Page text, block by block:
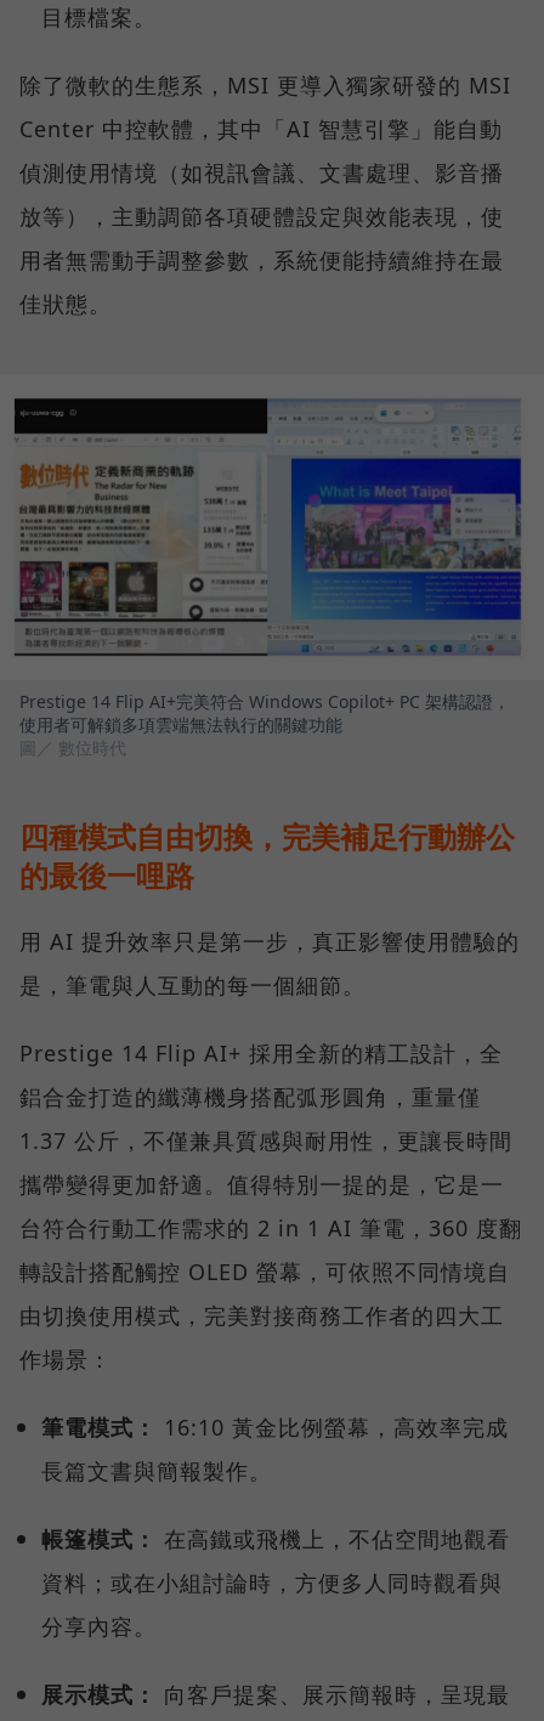
目標檔案。
除了微軟的生態系，MSI 更導入獨家研發的 MSI
Center 中控軟體，其中「AI 智慧引擎」能自動
偵測使用情境（如視訊會議、文書處理、影音播
放等），主動調節各項硬體設定與效能表現，使
用者無需動手調整參數，系統便能持續維持在最
佳狀態。
Prestige 14 Flip AI+完美符合 Windows Copilot+ PC 架構認證，
使用者可解鎖多項雲端無法執行的關鍵功能
圖／ 數位時代
四種模式自由切換，完美補足行動辦公
的最後一哩路
用 AI 提升效率只是第一步，真正影響使用體驗的
是，筆電與人互動的每一個細節。
Prestige 14 Flip AI+ 採用全新的精工設計，全
鋁合金打造的纖薄機身搭配弧形圓角，重量僅
1.37 公斤，不僅兼具質感與耐用性，更讓長時間
攜帶變得更加舒適。值得特別一提的是，它是一
台符合行動工作需求的 2 in 1 AI 筆電，360 度翻
轉設計搭配觸控 OLED 螢幕，可依照不同情境自
由切換使用模式，完美對接商務工作者的四大工
作場景：
筆電模式：
16:10 黃金比例螢幕，高效率完成
長篇文書與簡報製作。
帳篷模式： 在高鐵或飛機上，不佔空間地觀看
資料；或在小組討論時，方便多人同時觀看與
分享內容。
展示模式：
向客戶提案、展示簡報時，呈現最